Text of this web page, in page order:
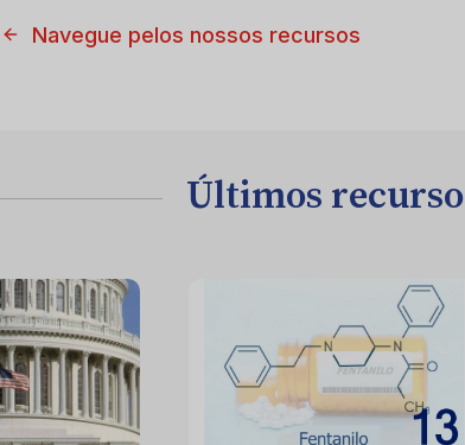
Navegue pelos nossos recursos
Últimos